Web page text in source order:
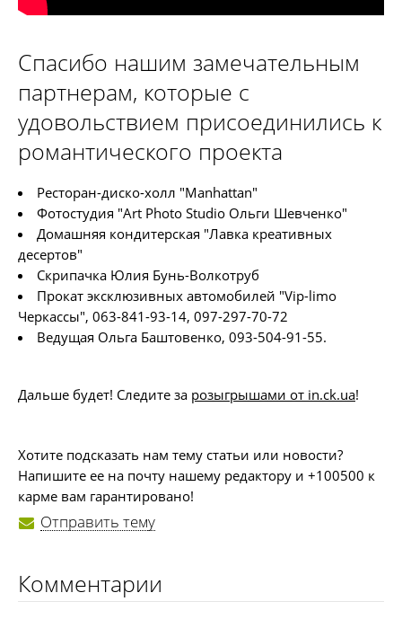
Спасибо нашим замечательным
партнерам, которые с
удовольствием присоединились к
романтического проекта
Ресторан-диско-холл "Manhattan"
Фотостудия "Art Photo Studio Ольги Шевченко"
Домашняя кондитерская "Лавка креативных
десертов"
Скрипачка Юлия Бунь-Волкотруб
Прокат эксклюзивных автомобилей "Vip-limo
Черкассы", 063-841-93-14, 097-297-70-72
Ведущая Ольга Баштовенко, 093-504-91-55.
Дальше будет! Следите за розыгрышами от in.ck.ua!
Хотите подсказать нам тему статьи или новости?
Напишите ее на почту нашему редактору и +100500 к
карме вам гарантировано!
Отправить тему
Комментарии